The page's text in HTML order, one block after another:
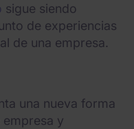
sigue siendo
de experiencias
de una empresa.
una nueva forma
y